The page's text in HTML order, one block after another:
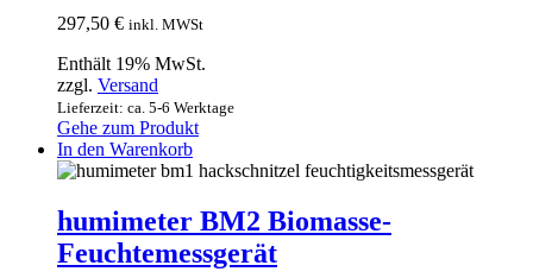
297,50 € inkl. MWSt
Enthält 19% MwSt.
zzgl. Versand
Lieferzeit: ca. 5-6 Werktage
Gehe zum Produkt
In den Warenkorb
humimeter BM2 Biomasse-
Feuchtemessgerät